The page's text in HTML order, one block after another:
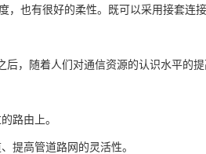
，也有很好的柔性。既可以采用接套连
，随着人们对通信资源的认识水平的
路由上。
提高管道路网的灵活性。